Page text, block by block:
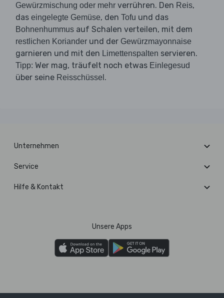
Gewürzmischung oder mehr verrühren. Den Reis,
das eingelegte Gemüse, den Tofu und das
Bohnenhummus auf Schalen verteilen, mit dem
restlichen Koriander und der Gewürzmayonnaise
garnieren und mit den Limettenspalten servieren.
Tipp: Wer mag, träufelt noch etwas Einlegesud
über seine Reisschüssel .
Unternehmen
Service
Hilfe & Kontakt
Unsere Apps